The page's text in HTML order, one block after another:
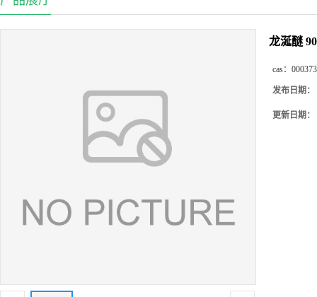
龙涎醚
cas：
发布日期：
更新日期：